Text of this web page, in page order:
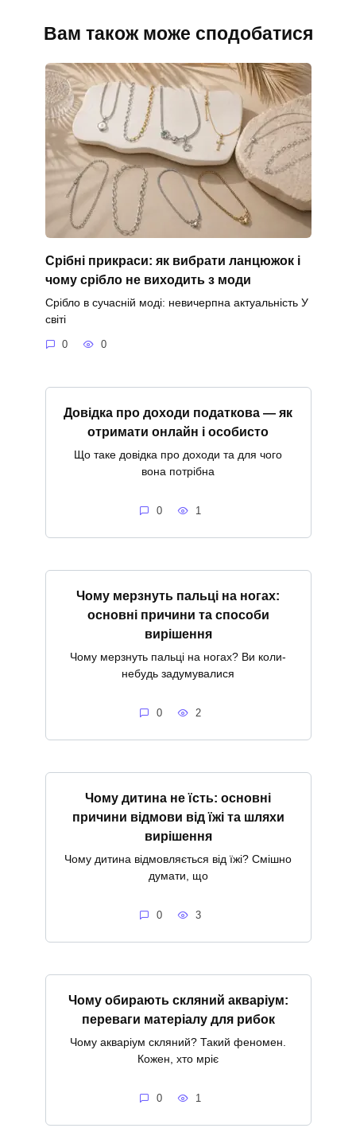
Вам також може сподобатися
Срібні прикраси: як вибрати ланцюжок і
чому срібло не виходить з моди
Срібло в сучасній моді: невичерпна актуальність У
світі
0 0
Довідка про доходи податкова — як
отримати онлайн і особисто
Що таке довідка про доходи та для чого
вона потрібна
0 1
Чому мерзнуть пальці на ногах:
основні причини та способи
вирішення
Чому мерзнуть пальці на ногах? Ви коли-
небудь задумувалися
0 2
Чому дитина не їсть: основні
причини відмови від їжі та шляхи
вирішення
Чому дитина відмовляється від їжі? Смішно
думати, що
0 3
Чому обирають скляний акваріум:
переваги матеріалу для рибок
Чому акваріум скляний? Такий феномен.
Кожен, хто мріє
0 1